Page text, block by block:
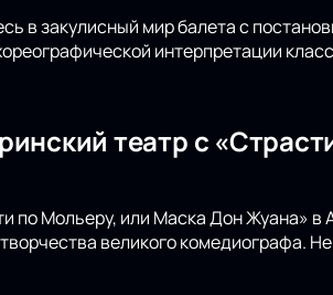
в закулисный мир балета с
интерпретации
театр с
по Мольеру, или Маска Дон Жуана» в
великого комедиографа.